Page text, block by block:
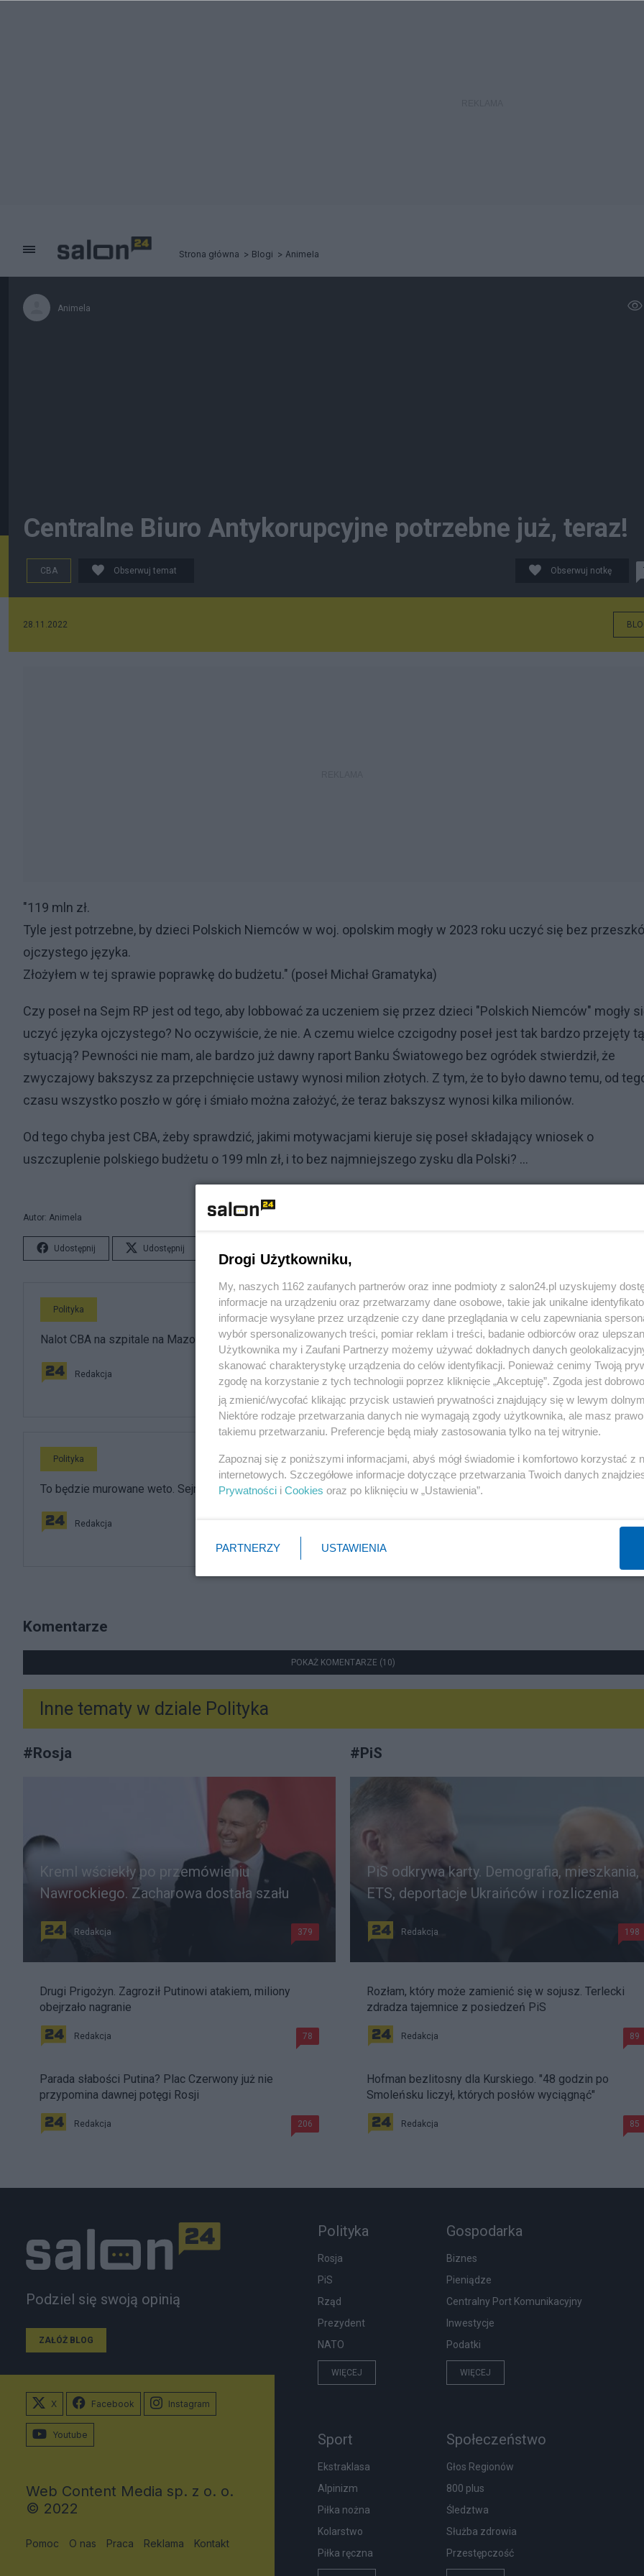
Strona główna Blogi Animela
Animela
Centralne Biuro Antykorupcyjne potrzebne już, teraz!
CBA Obserwuj temat Obserwuj notkę
28.11.2022
"119 mln zł.
Tyle jest potrzebne, by dzieci Polskich Niemców w woj. opolskim mogły w 2023 roku uczyć się bez
ojczystego języka.
Złożyłem w tej sprawie poprawkę do budżetu." (poseł Michał Gramatyka)
Czy poseł na Sejm RP jest od tego, aby lobbować za uczeniem się przez dzieci "Polskich Niemców" mogły
uczyć języka ojczystego? No oczywiście, że nie. A czemu wielce czcigodny poseł jest tak bardzo przejęty tą
sytuacją? Pewności nie mam, ale bardzo już dawny raport Banku Światowego bez ogródek stwierdził, że
zwyczajowy bakszysz za przepchnięcie ustawy wynosi milion złotych. Z tym, że to było dawno temu, od
czasu wszystko poszło w górę i śmiało można założyć, że teraz bakszysz wynosi kilka milionów.
Od tego chyba jest CBA, żeby sprawdzić, jakimi motywacjami kieruje się poseł składający wniosek o
uszczuplenie polskiego budżetu o 199 mln zł, i to bez najmniejszego zysku dla Polski? ...
Autor: Animela
Udostępnij Udostępnij
Polityka
Nalot CBA na szpitale na Mazowszu. Duża akcja
Redakcja
CBA w budynkach rządowych. Funkcjonariusze na
tropie afer wokół "Czystego Powietrza"
Polityka
To będzie murowane weto. Sejm za likwidacją CBA
Redakcja
Polityka
Rząd Tuska postanowił o likwidacji CBA - chcą
Komentarze
POKAŻ KOMENTARZE (10)
Inne tematy w dziale Polityka
#Rosja
Kreml wściekły po przemówieniu
Nawrockiego. Zacharowa dostała szału
Redakcja 379
Drugi Prigożyn. Zagroził Putinowi atakiem, miliony
obejrzało nagranie
Redakcja 78
Parada słabości Putina? Plac Czerwony już nie
przypomina dawnej potęgi Rosji
Redakcja 206
#PiS
PiS odkrywa karty. Demografia, mieszkania,
ETS, deportacje Ukraińców i rozliczenia
Redakcja 198
Rozłam, który może zamienić się w sojusz. Terlecki
zdradza tajemnice z posiedzeń PiS
Redakcja 89
Hofman bezlitosny dla Kurskiego. "48 godzin po
Smoleńsku liczył, których posłów wyciągnąć"
Redakcja 85
Podziel się swoją opinią
ZAŁÓŻ BLOG
Polityka
Rosja
PiS
Rząd
Prezydent
NATO
WIĘCEJ
Gospodarka
Biznes
Pieniądze
Centralny Port Komunikacyjny
Inwestycje
Podatki
WIĘCEJ
Sport
Ekstraklasa
Alpinizm
Piłka nożna
Kolarstwo
Piłka ręczna
Społeczeństwo
Głos Regionów
800 plus
Śledztwa
Służba zdrowia
Przestępczość
X Facebook Instagram
Youtube
Web Content Media sp. z o. o.
© 2022
Pomoc O nas Praca Reklama Kontakt
Drogi Użytkowniku,
My, naszych 1162 zaufanych partnerów oraz inne podmioty z salon24.pl uzyskujemy
informacje na urządzeniu oraz przetwarzamy dane osobowe, takie jak unikalne
informacje wysyłane przez urządzenie czy dane przeglądania w celu zapewniania
wybór spersonalizowanych treści, pomiar reklam i treści, badanie odbiorców oraz
Użytkownika my i Zaufani Partnerzy możemy używać dokładnych danych
skanować charakterystykę urządzenia do celów identyfikacji. Ponieważ cenimy Twoją
zgodę na korzystanie z tych technologii poprzez kliknięcie „Akceptuję”. Zgoda jest
ją zmienić/wycofać klikając przycisk ustawień prywatności znajdujący się w lewym
Niektóre rodzaje przetwarzania danych nie wymagają zgody użytkownika, ale masz
takiemu przetwarzaniu. Preferencje będą miały zastosowania tylko na tej witrynie.
Zapoznaj się z poniższymi informacjami, abyś mógł świadomie i komfortowo korzystać z
internetowych. Szczegółowe informacje dotyczące przetwarzania Twoich danych
Prywatności i Cookies oraz po kliknięciu w „Ustawienia”.
PARTNERZY USTAWIENIA